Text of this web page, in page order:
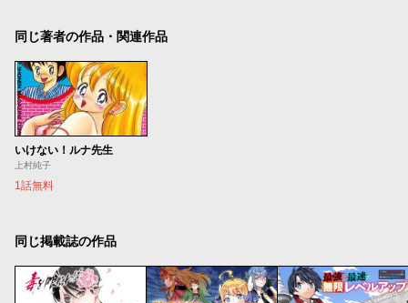
同じ著者の作品・関連作品
いけない！ルナ先生
上村純子
1話無料
同じ掲載誌の作品